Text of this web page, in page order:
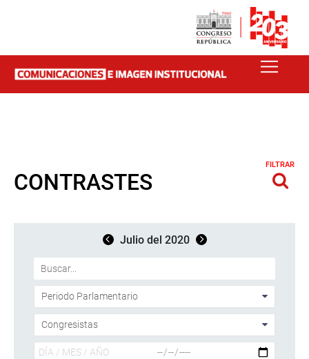
CONTRASTES
FILTRAR
Julio del 2020